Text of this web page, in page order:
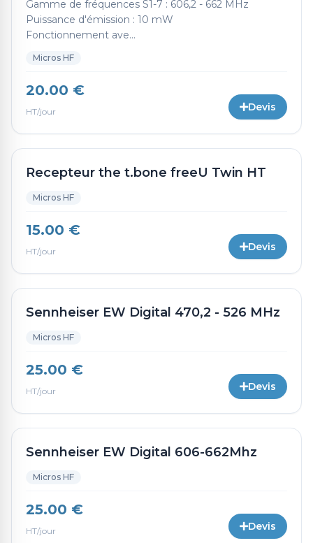
Gamme de fréquences S1-7 : 606,2 - 662 MHz
Puissance d'émission : 10 mW
Fonctionnement ave...
Micros HF
20.00 €
HT/jour Devis
Recepteur the t.bone freeU Twin HT
Micros HF
15.00 €
HT/jour Devis
Sennheiser EW Digital 470,2 - 526 MHz
Micros HF
25.00 €
HT/jour Devis
Sennheiser EW Digital 606-662Mhz
Micros HF
25.00 €
HT/jour Devis